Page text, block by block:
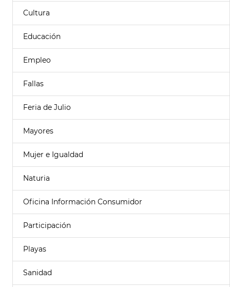
Cultura
Educación
Empleo
Fallas
Feria de Julio
Mayores
Mujer e Igualdad
Naturia
Oficina Información Consumidor
Participación
Playas
Sanidad